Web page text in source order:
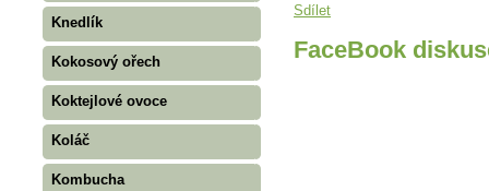
Knedlík
Kokosový ořech
Koktejlové ovoce
Koláč
Kombucha
Sdílet
FaceBook